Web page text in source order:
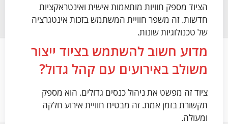
הציוד מספק חוויות מותאמות אישית ואינטראקציות
חדשות. זה משפר חוויית המשתמש בזכות אינטגרציה
של טכנולוגיות שונות.
מדוע חשוב להשתמש בציוד ייצור
משולב באירועים עם קהל גדול?
ציוד זה מפשט את ניהול כנסים גדולים. הוא מספק
תקשורת בזמן אמת. זה מבטיח חוויית אירוע חלקה
ומעולה.